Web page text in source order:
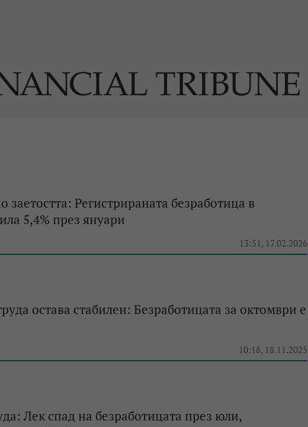
заетостта: Регистрираната безработица в
5,4% през януари
13:51, 17.02.2026
остава стабилен: Безработицата за октомври е
10:18, 18.11.2025
Лек спад на безработицата през юли,